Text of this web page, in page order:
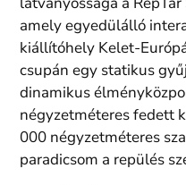
amely egyedülálló
kiállítóhely Kelet-
csupán egy statikus
dinamikus
négyzetméteres fedett
000 négyzetméteres
paradicsom a repülés